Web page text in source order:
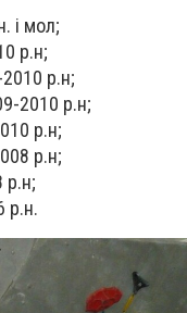
і мол;
р.н;
р.н;
2010 р.н;
р.н;
р.н;
р.н;
р.н.